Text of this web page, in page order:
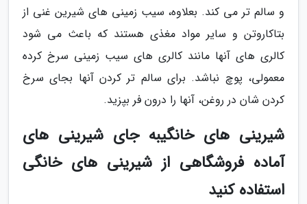
و سالم تر می کند. بعلاوه، سیب زمینی های شیرین غنی از
بتاکاروتن و سایر مواد مغذی هستند که باعث می شود
کالری های آنها مانند کالری های سیب زمینی سرخ کرده
معمولی، پوچ نباشد. برای سالم تر کردن آنها بجای سرخ
کردن شان در روغن، آنها را درون فر بپزید.
شیرینی های خانگیبه جای شیرینی های
آماده فروشگاهی از شیرینی های خانگی
استفاده کنید